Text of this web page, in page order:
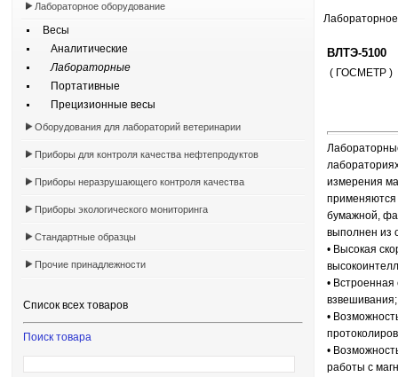
Лабораторное оборудование
Весы
Аналитические
Лабораторные
Портативные
Прецизионные весы
Оборудования для лабораторий ветеринарии
Приборы для контроля качества нефтепродуктов
Приборы неразрушающего контроля качества
Приборы экологического мониторинга
Стандартные образцы
Прочие принадлежности
Список всех товаров
Поиск товара
ВЛТЭ-5100
( ГОСМЕТР )
измерения
применяются
бумажной,
выполнен из
• Высокая
•
•
•
работы с